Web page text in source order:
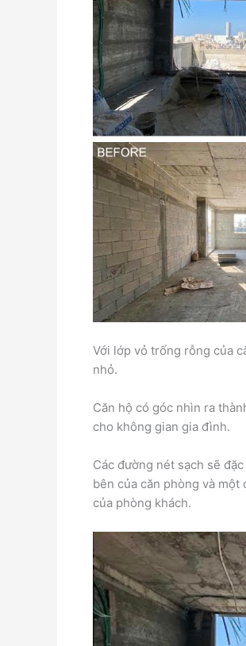
Với lớp vỏ trống rỗng của
nhỏ.
Căn hộ có góc nhìn ra
cho không gian gia đình.
Các đường nét sạch sẽ
bên của căn phòng và
của phòng khách.